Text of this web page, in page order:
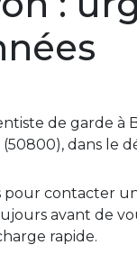
de garde à
dans le
pour contacter
avant de
rapide.